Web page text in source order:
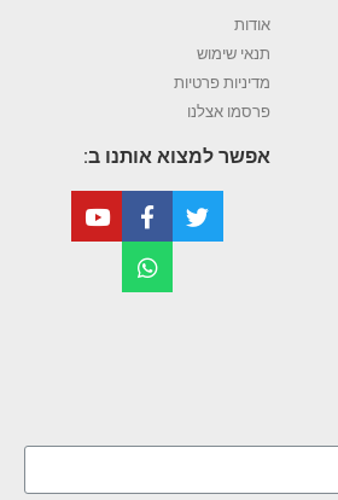
אודות
תנאי שימוש
מדיניות פרטיות
פרסמו אצלנו
אפשר למצוא אותנו ב: